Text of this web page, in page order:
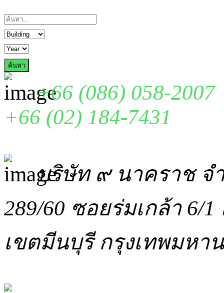
ค้นหา
+66 (086) 058-2007
+66 (02) 184-7431
บริษัท ๙ นาคราช จ
289/60 ซอยร่มเกล้า 6/
เขตมีนบุรี กรุงเทพมหา